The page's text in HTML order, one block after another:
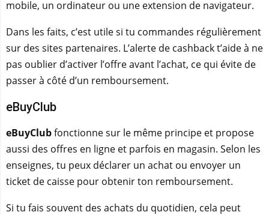
mobile, un ordinateur ou une extension de navigateur.
Dans les faits, c’est utile si tu commandes régulièrement
sur des sites partenaires. L’alerte de cashback t’aide à ne
pas oublier d’activer l’offre avant l’achat, ce qui évite de
passer à côté d’un remboursement.
eBuyClub
eBuyClubfonctionne sur le même principe et propose
aussi des offres en ligne et parfois en magasin. Selon les
enseignes, tu peux déclarer un achat ou envoyer un
ticket de caisse pour obtenir ton remboursement.
Si tu fais souvent des achats du quotidien, cela peut